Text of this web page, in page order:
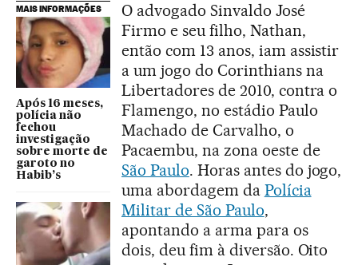
MAIS INFORMAÇÕES
Após 16 meses,
polícia não
fechou
investigação
sobre morte de
garoto no
Habib’s
O advogado Sinvaldo José
Firmo e seu filho, Nathan,
então com 13 anos, iam assistir
a um jogo do Corinthians na
Libertadores de 2010, contra o
Flamengo, no estádio Paulo
Machado de Carvalho, o
Pacaembu, na zona oeste de
São Paulo. Horas antes do jogo,
uma abordagem da Polícia
Militar de São Paulo,
apontando a arma para os
dois, deu fim à diversão. Oito